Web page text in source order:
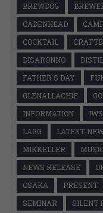
BREWDOG
CADENHEAD
COCKTAIL
DISARONNO
FATHER'S DAY
GLENALLACHIE
INFORMATION
LAGG
LATEST-
MIKKELLER
NEWS RELEASE
OSAKA
PRESENT
SEMINAR
SILENT